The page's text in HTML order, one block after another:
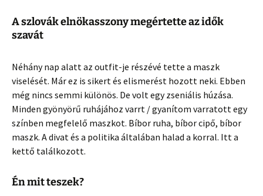
A szlovák elnökasszony megértette az idők
szavát
Néhány nap alatt az outfit-je részévé tette a maszk
viselését. Már ez is sikert és elismerést hozott neki. Ebben
még nincs semmi különös. De volt egy zseniális húzása.
Minden gyönyörű ruhájához varrt / gyanítom varratott egy
színben megfelelő maszkot. Bíbor ruha, bíbor cipő, bíbor
maszk. A divat és a politika általában halad a korral. Itt a
kettő találkozott.
Én mit teszek?